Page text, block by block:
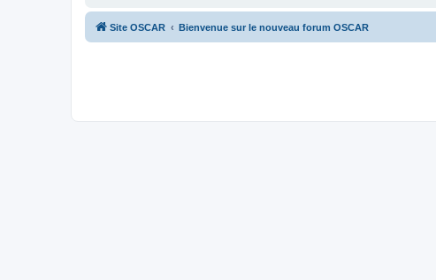
Site OSCAR Bienvenue sur le nouveau forum OSCAR